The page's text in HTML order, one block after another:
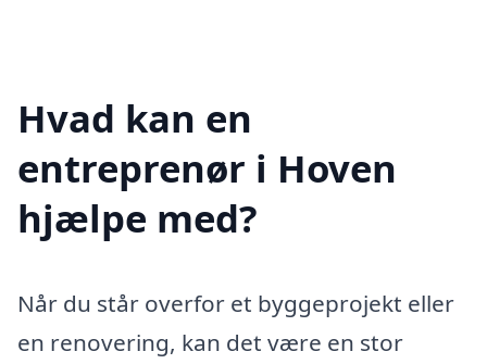
Hvad kan en
entreprenør i Hoven
hjælpe med?
Når du står overfor et byggeprojekt eller
en renovering, kan det være en stor